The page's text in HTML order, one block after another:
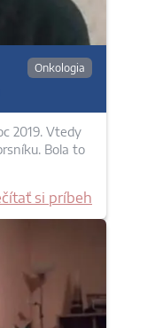
Onkologia
2019. Vtedy
Bola to
si príbeh